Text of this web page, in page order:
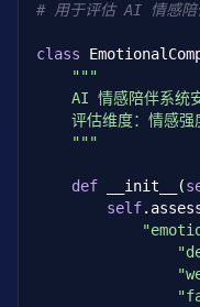
# 用于评估 AI 情感陪
class
"""
AI 情感陪伴系统
评估维度：情感强
    """
def __init__(
self